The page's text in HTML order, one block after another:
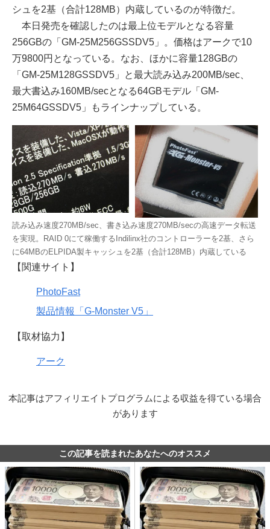
シュを2基（合計128MB）内蔵しているのが特徴だ。
本日発売を確認したのは最上位モデルとなる容量
256GBの「GM-25M256GSSDV5」。価格はアークで10
万9800円となっている。なお、ほかに容量128GBの
「GM-25M128GSSDV5」と最大読み込み200MB/sec、
最大書込み160MB/secとなる64GBモデル「GM-
25M64GSSDV5」もラインナップしている。
読み込み速度270MB/sec、書き込み速度270MB/secの高速データ転送
を実現。RAID 0にて稼働するIndilinx社のコントローラーを2基、さら
に64MBのELPIDA製キャッシュを2基（合計128MB）内蔵している
【関連サイト】
PhotoFast
製品情報「G-Monster V5」
【取材協力】
アーク
本記事はアフィリエイトプログラムによる収益を得ている場合
があります
この記事を読まれたあなたへのオススメ